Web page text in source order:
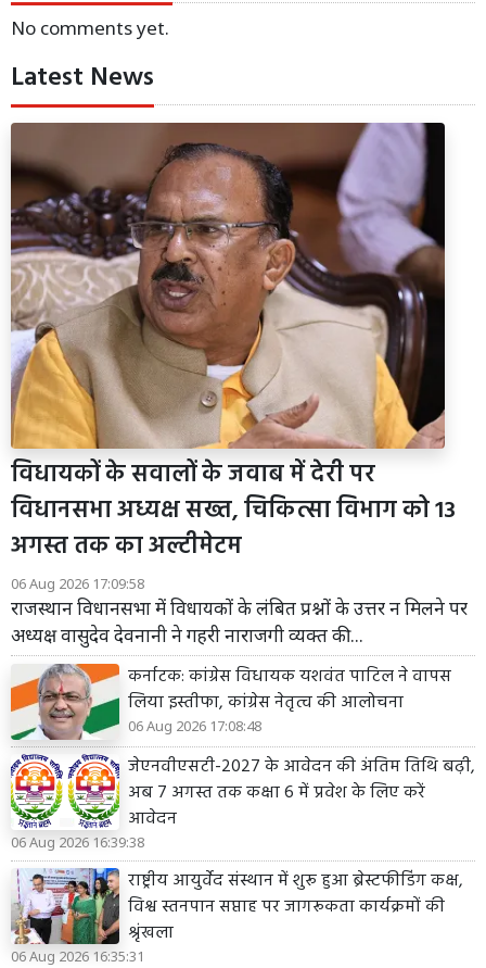
No comments yet.
Latest News
विधायकों के सवालों के जवाब में देरी पर
विधानसभा अध्यक्ष सख्त, चिकित्सा विभाग को 13
अगस्त तक का अल्टीमेटम
06 Aug 2026 17:09:58
राजस्थान विधानसभा में विधायकों के लंबित प्रश्नों के उत्तर न मिलने पर
अध्यक्ष वासुदेव देवनानी ने गहरी नाराजगी व्यक्त की...
कर्नाटक: कांग्रेस विधायक यशवंत पाटिल ने वापस
लिया इस्तीफा, कांग्रेस नेतृत्व की आलोचना
06 Aug 2026 17:08:48
जेएनवीएसटी-2027 के आवेदन की अंतिम तिथि बढ़ी,
अब 7 अगस्त तक कक्षा 6 में प्रवेश के लिए करें
आवेदन
06 Aug 2026 16:39:38
राष्ट्रीय आयुर्वेद संस्थान में शुरू हुआ ब्रेस्टफीडिंग कक्ष,
विश्व स्तनपान सप्ताह पर जागरूकता कार्यक्रमों की
श्रृंखला
06 Aug 2026 16:35:31